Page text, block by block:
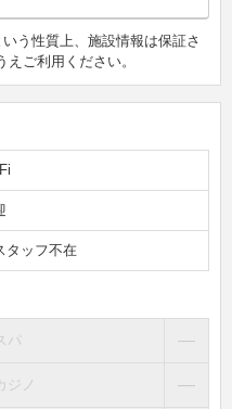
う性質上、施設情報は保証さ
ご利用ください。
タッフ不在
パ ―
ジノ ―